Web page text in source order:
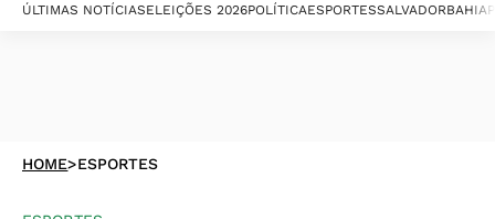
ÚLTIMAS NOTÍCIASELEIÇÕES 2026POLÍTICAESPORTESSALVADORBAHIA
HOME>ESPORTES